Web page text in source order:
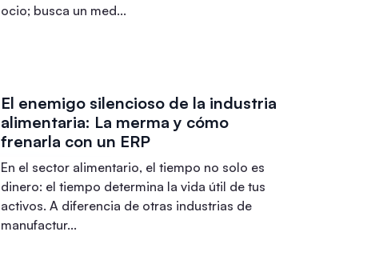
ocio; busca un med...
El enemigo silencioso de la industria
alimentaria: La merma y cómo
frenarla con un ERP
En el sector alimentario, el tiempo no solo es
dinero: el tiempo determina la vida útil de tus
activos. A diferencia de otras industrias de
manufactur...